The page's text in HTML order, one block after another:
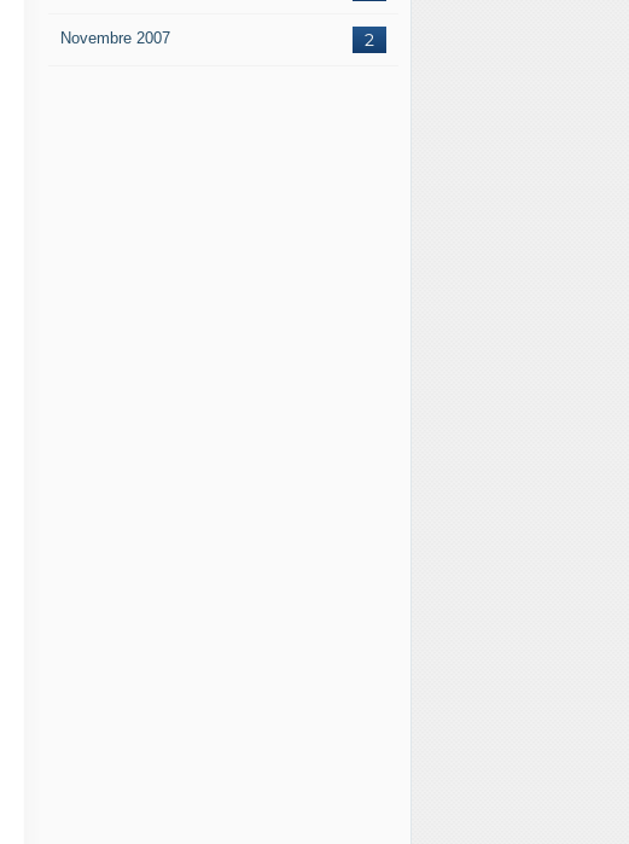
2
Novembre 2007